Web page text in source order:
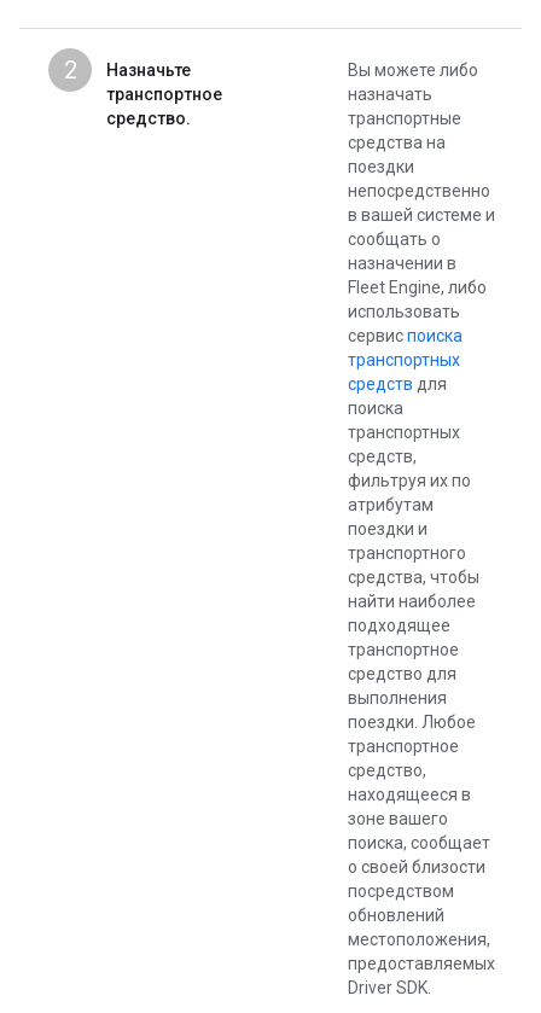
2
Назначьте
транспортное
средство.
Вы можете либо
назначать
транспортные
средства на
поездки
непосредственно
в вашей системе и
сообщать о
назначении в
Fleet Engine, либо
использовать
сервиспоиска
транспортных
средств для
поиска
транспортных
средств,
фильтруя их по
атрибутам
поездки и
транспортного
средства, чтобы
найти наиболее
подходящее
транспортное
средство для
выполнения
поездки. Любое
транспортное
средство,
находящееся в
зоне вашего
поиска, сообщает
о своей близости
посредством
обновлений
местоположения,
предоставляемых
Driver SDK.